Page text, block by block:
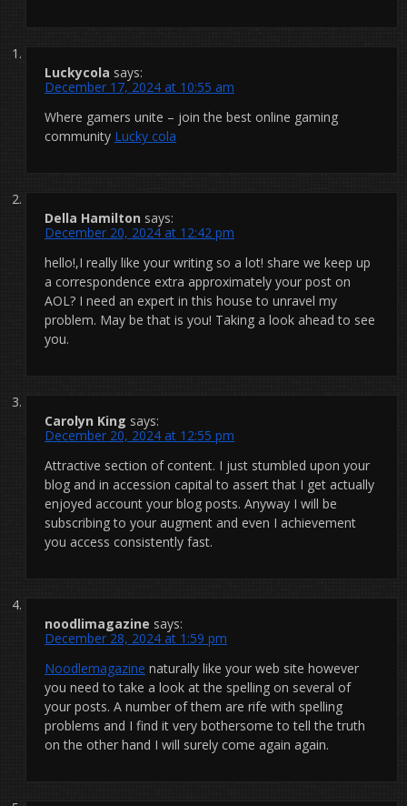
Luckycola says:
December 17, 2024 at 10:55 am
Where gamers unite – join the best online gaming
community Lucky cola
Della Hamilton says:
December 20, 2024 at 12:42 pm
hello!,I really like your writing so a lot! share we keep up
a correspondence extra approximately your post on
AOL? I need an expert in this house to unravel my
problem. May be that is you! Taking a look ahead to see
you.
Carolyn King says:
December 20, 2024 at 12:55 pm
Attractive section of content. I just stumbled upon your
blog and in accession capital to assert that I get actually
enjoyed account your blog posts. Anyway I will be
subscribing to your augment and even I achievement
you access consistently fast.
noodlimagazine says:
December 28, 2024 at 1:59 pm
Noodlemagazine naturally like your web site however
you need to take a look at the spelling on several of
your posts. A number of them are rife with spelling
problems and I find it very bothersome to tell the truth
on the other hand I will surely come again again.